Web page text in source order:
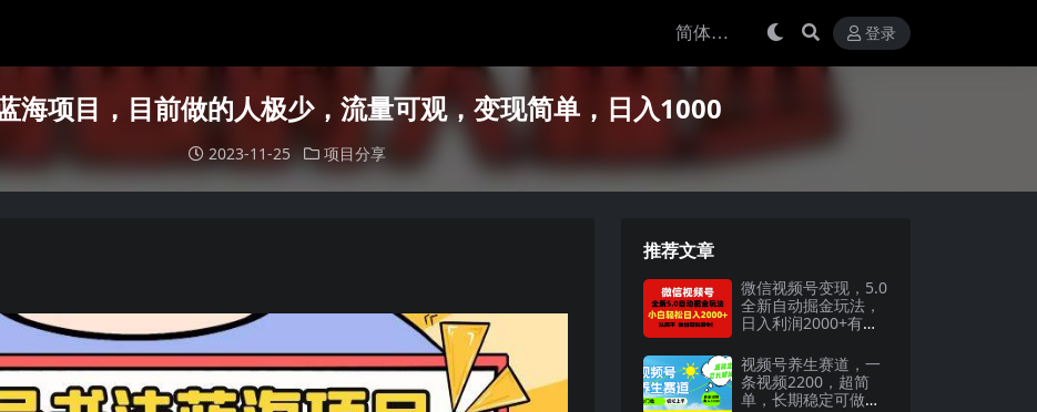
登录
海项目，目前做的人极少，流量可观，变现简单，日入1000
2023-11-25 项目分享
推荐文章
微信视频号变现，5.0
全新自动掘金玩法，
日入利润2000+有手
视频号养生赛道，一
条视频2200，超简
单，长期稳定可做，